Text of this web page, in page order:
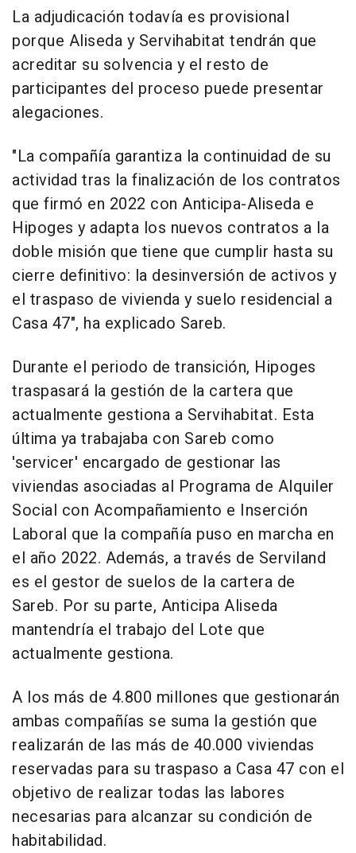
La adjudicación todavía es provisional
porque Aliseda y Servihabitat tendrán que
acreditar su solvencia y el resto de
participantes del proceso puede presentar
alegaciones.
"La compañía garantiza la continuidad de su
actividad tras la finalización de los contratos
que firmó en 2022 con Anticipa-Aliseda e
Hipoges y adapta los nuevos contratos a la
doble misión que tiene que cumplir hasta su
cierre definitivo: la desinversión de activos y
el traspaso de vivienda y suelo residencial a
Casa 47", ha explicado Sareb.
Durante el periodo de transición, Hipoges
traspasará la gestión de la cartera que
actualmente gestiona a Servihabitat. Esta
última ya trabajaba con Sareb como
'servicer' encargado de gestionar las
viviendas asociadas al Programa de Alquiler
Social con Acompañamiento e Inserción
Laboral que la compañía puso en marcha en
el año 2022. Además, a través de Serviland
es el gestor de suelos de la cartera de
Sareb. Por su parte, Anticipa Aliseda
mantendría el trabajo del Lote que
actualmente gestiona.
A los más de 4.800 millones que gestionarán
ambas compañías se suma la gestión que
realizarán de las más de 40.000 viviendas
reservadas para su traspaso a Casa 47 con el
objetivo de realizar todas las labores
necesarias para alcanzar su condición de
habitabilidad.